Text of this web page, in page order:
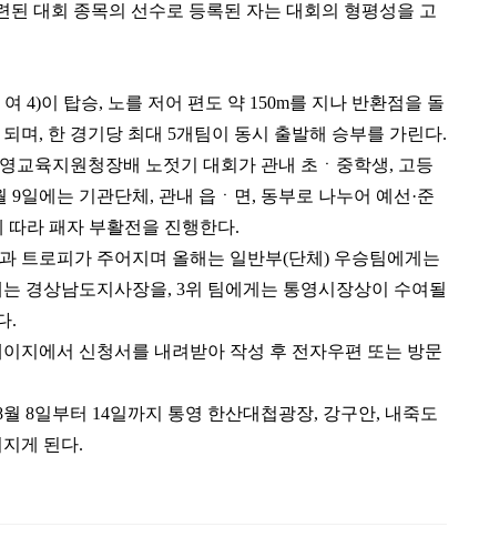
된 대회 종목의 선수로 등록된 자는 대회의 형평성을 고
여 4)이 탑승, 노를 저어 편도 약 150m를 지나 반환점을 돌
며 , 한 경기당 최대 5개팀이 동시 출발해 승부를 가린다.
교육지원청장배 노젓기 대회가 관내 초 ㆍ 중학생, 고등
9일에는 기관단체 , 관내 읍 ㆍ 면 , 동부로 나누어 예선 ·준
따라 패자 부활전을 진행한다.
트로피가 주어지며 올해는 일반부(단체 ) 우승팀에게는
경상남도지사장을, 3위 팀에게는 통영시장상이 수여될
.
지에서 신청서를 내려받아 작성 후 전자우편 또는 방문
월 8일부터 14일까지 통영 한산대첩광장, 강구안, 내죽도
게 된다.